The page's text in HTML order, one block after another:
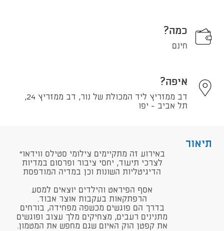
כמה?
חינם
איפה?
דב ממזריץ ליד המכולת של נור, דב ממזריץ 24,
תל אביב - יפו
תיאור
"באירוע זה מתקיימים צילומי סטילס ווידאו
לצרכי תיעוד, יחסי ציבור ופרסום במדיות
הדיגיטליות השונות וכן במדיה המודפסת
אסף הפיראט והילדים יוצאים למסע
הרפתקאות בעקבות אוצר אבוד.
בדרך הם פוגשים מכשפה מפחידה, בורחים
מתנינים רעבים, מצחיקים מלך עצוב ופוגשים
את קפטן הוק האיום שגם מחפש את המטמון.